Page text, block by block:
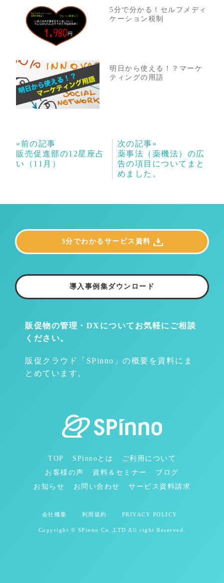
5分で分かる！セルフメディ
ケーション税制
明日から使える！？マーケ
ティングの用語
«前の記事
販売促進部の12星座占
い（11月）
次の記事»
薬事法（薬機法）の広
告の項目についてまと
めました。
販促物の管理・DXについて お気軽にご相談
ください。
販促クラウド「SPinno」の概要を資料にま
とめています。
3分でわかるサービス資料
導入事例集ダウンロード
TOP SPinnoとは
ご利用について
お客様の声
資料＆セミナー
ブログ
お知らせ
お問い合わせ サービス資料請求
会社概要 利用規約 PRIVACY POLICY
Copyright © SPinno Co.,LTD All right Reserved.